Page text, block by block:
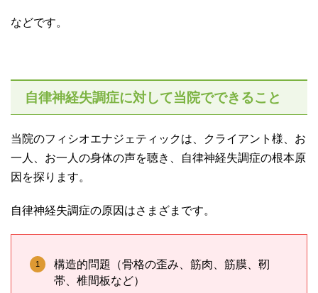
などです。
自律神経失調症に対して当院でできること
当院のフィシオエナジェティックは、クライアント様、お
一人、お一人の身体の声を聴き、自律神経失調症の根本原
因を探ります。
自律神経失調症の原因はさまざまです。
構造的問題（骨格の歪み、筋肉、筋膜、靭
帯、椎間板など）